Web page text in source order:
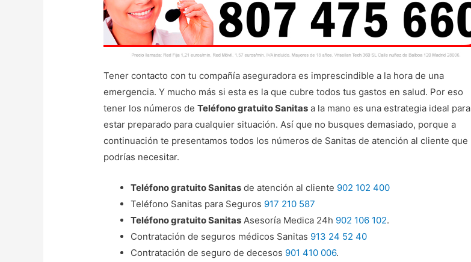
Tener contacto con tu compañía aseguradora es imprescindible a la hora de una
emergencia. Y mucho más si esta es la que cubre todos tus gastos en salud. Por eso
tener los números deTeléfono gratuito Sanitas a la mano es una estrategia ideal para
estar preparado para cualquier situación. Así que no busques demasiado, porque a
continuación te presentamos todos los números de Sanitas de atención al cliente que
podrías necesitar.
Teléfono gratuito Sanitas de atención al cliente 902 102 400
Teléfono Sanitas para Seguros 917 210 587
Teléfono gratuito Sanitas Asesoría Medica 24h 902 106 102.
Contratación de seguros médicos Sanitas 913 24 52 40
Contratación de seguro de decesos 901 410 006.